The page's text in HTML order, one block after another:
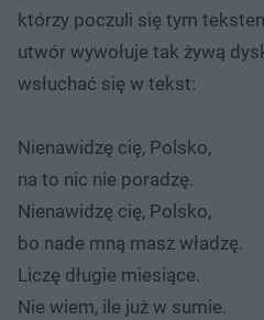
którzy poczuli się tym
utwór wywołuje tak żywą
wsłuchać się w tekst:
Nienawidzę cię, Polsko,
na to nic nie poradzę.
Nienawidzę cię, Polsko,
bo nade mną masz władzę.
Liczę długie miesiące.
Nie wiem, ile już w sumie.